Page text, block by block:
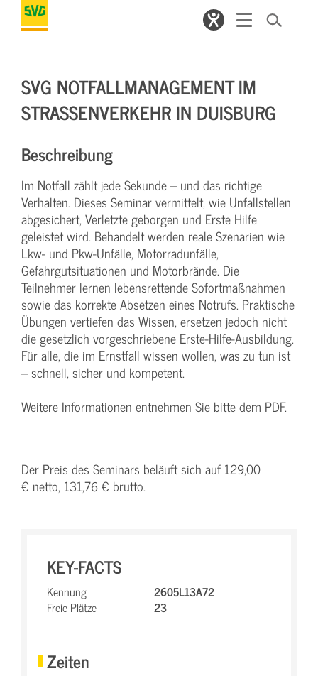
SVG NOTFALLMANAGEMENT IM
STRASSENVERKEHR IN DUISBURG
Beschreibung
Im Notfall zählt jede Sekunde – und das richtige
Verhalten. Dieses Seminar vermittelt, wie Unfallstellen
abgesichert, Verletzte geborgen und Erste Hilfe
geleistet wird. Behandelt werden reale Szenarien wie
Lkw- und Pkw-Unfälle, Motorradunfälle,
Gefahrgutsituationen und Motorbrände. Die
Teilnehmer lernen lebensrettende Sofortmaßnahmen
sowie das korrekte Absetzen eines Notrufs. Praktische
Übungen vertiefen das Wissen, ersetzen jedoch nicht
die gesetzlich vorgeschriebene Erste-Hilfe-Ausbildung.
Für alle, die im Ernstfall wissen wollen, was zu tun ist
– schnell, sicher und kompetent.
Weitere Informationen entnehmen Sie bitte dem PDF.
Der Preis des Seminars beläuft sich auf 129,00
€ netto, 131,76 € brutto.
KEY-FACTS
Kennung
2605L13A72
Freie Plätze
23
Zeiten